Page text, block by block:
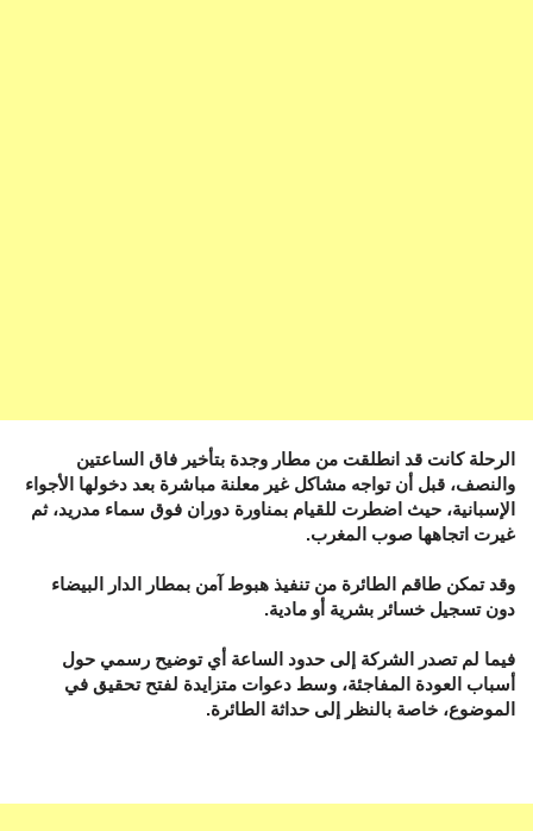
الرحلة كانت قد انطلقت من مطار وجدة بتأخير فاق الساعتين
والنصف، قبل أن تواجه مشاكل غير معلنة مباشرة بعد دخولها الأجواء
الإسبانية، حيث اضطرت للقيام بمناورة دوران فوق سماء مدريد، ثم
غيرت اتجاهها صوب المغرب.
وقد تمكن طاقم الطائرة من تنفيذ هبوط آمن بمطار الدار البيضاء
دون تسجيل خسائر بشرية أو مادية.
فيما لم تصدر الشركة إلى حدود الساعة أي توضيح رسمي حول
أسباب العودة المفاجئة، وسط دعوات متزايدة لفتح تحقيق في
الموضوع، خاصة بالنظر إلى حداثة الطائرة.